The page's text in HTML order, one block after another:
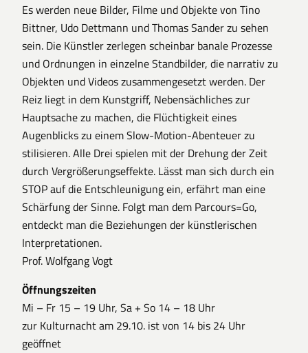
Es werden neue Bilder, Filme und Objekte von Tino
Bittner, Udo Dettmann und Thomas Sander zu sehen
sein. Die Künstler zerlegen scheinbar banale Prozesse
und Ordnungen in einzelne Standbilder, die narrativ zu
Objekten und Videos zusammengesetzt werden. Der
Reiz liegt in dem Kunstgriff, Nebensächliches zur
Hauptsache zu machen, die Flüchtigkeit eines
Augenblicks zu einem Slow-Motion-Abenteuer zu
stilisieren. Alle Drei spielen mit der Drehung der Zeit
durch Vergrößerungseffekte. Lässt man sich durch ein
STOP auf die Entschleunigung ein, erfährt man eine
Schärfung der Sinne. Folgt man dem Parcours=Go,
entdeckt man die Beziehungen der künstlerischen
Interpretationen.
Prof. Wolfgang Vogt
Öffnungszeiten
Mi – Fr 15 – 19 Uhr, Sa + So 14 – 18 Uhr
zur Kulturnacht am 29.10. ist von 14 bis 24 Uhr
geöffnet